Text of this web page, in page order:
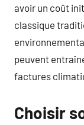
avoir un coût
classique
peuvent
factures
Choisir